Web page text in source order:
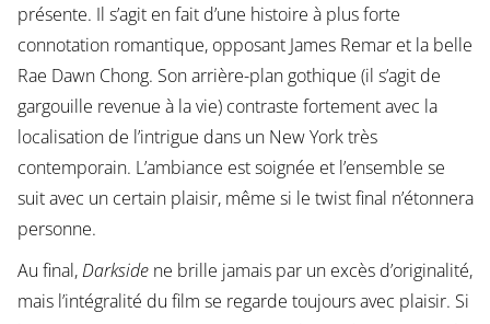
présente. Il s’agit en fait d’une histoire à plus forte
connotation romantique, opposant James Remar et la belle
Rae Dawn Chong. Son arrière-plan gothique (il s’agit de
gargouille revenue à la vie) contraste fortement avec la
localisation de l’intrigue dans un New York très
contemporain. L’ambiance est soignée et l’ensemble se
suit avec un certain plaisir, même si le twist final n’étonnera
personne.
Au final,Darksidene brille jamais par un excès d’originalité,
mais l’intégralité du film se regarde toujours avec plaisir. Si